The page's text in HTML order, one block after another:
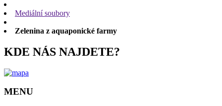
Mediální soubory
Zelenina z aquaponické farmy
KDE NÁS NAJDETE?
MENU